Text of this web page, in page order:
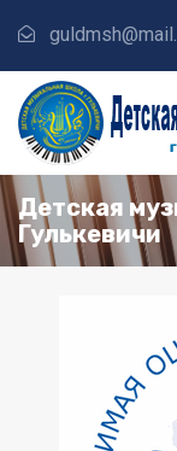
Детская
Гулькевичи